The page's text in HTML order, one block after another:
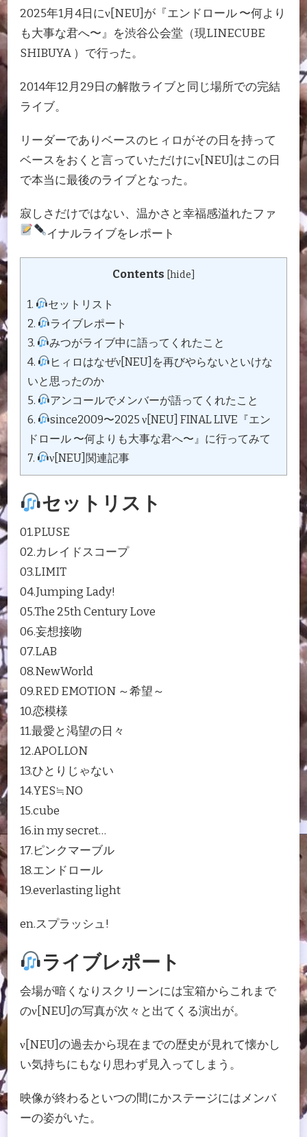
2025年1月4日にν[NEU]が『エンドロール 〜何より
も大事な君へ〜』を渋谷公会堂（現LINECUBE
SHIBUYA ）で行った。
2014年12月29日の解散ライブと同じ場所での完結
ライブ。
リーダーでありベースのヒィロがその日を持って
ベースをおくと言っていただけにν[NEU]はこの日
で本当に最後のライブとなった。
寂しさだけではない、温かさと幸福感溢れたファ
イナルライブをレポート
Contents [hide]
1.
セットリスト
2.
ライブレポート
3.
みつがライブ中に語ってくれたこと
4.
ヒィロはなぜν[NEU]を再びやらないといけな
いと思ったのか
5.
アンコールでメンバーが語ってくれたこと
6.
since2009〜2025 ν[NEU] FINAL LIVE『エン
ドロール 〜何よりも大事な君へ〜』に行ってみて
7.
ν[NEU]関連記事
セットリスト
01.PLUSE
02.カレイドスコープ
03.LIMIT
04.Jumping Lady!
05.The 25th Century Love
06.妄想接吻
07.LAB
08.NewWorld
09.RED EMOTION ～希望～
10.恋模様
11.最愛と渇望の日々
12.APOLLON
13.ひとりじゃない
14.YES≒NO
15.cube
16.in my secret…
17.ピンクマーブル
18.エンドロール
19.everlasting light
en.スプラッシュ!
ライブレポート
会場が暗くなりスクリーンには宝箱からこれまで
のν[NEU]の写真が次々と出てくる演出が。
ν[NEU]の過去から現在までの歴史が見れて懐かし
い気持ちにもなり思わず見入ってしまう。
映像が終わるといつの間にかステージにはメンバ
ーの姿がいた。